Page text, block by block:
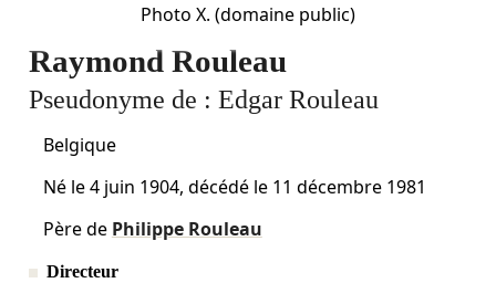
Photo X. (domaine public)
Raymond Rouleau
Pseudonyme de : Edgar Rouleau
Belgique
Né le4 juin 1904, décédé le 11 décembre 1981
Père de Philippe Rouleau
Directeur